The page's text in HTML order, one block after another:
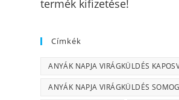
termék kifizetése!
Címkék
ANYÁK NAPJA VIRÁGKÜLDÉS
ANYÁK NAPJA VIRÁGKÜLDÉS